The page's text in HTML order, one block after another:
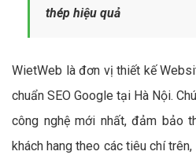
thép hiệu quả
WietWeb là đơn vị thiết kế
chuẩn SEO Google tại Hà Nội.
công nghệ mới nhất, đảm bảo
khách hang theo các tiêu chí